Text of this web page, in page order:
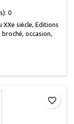
0
siècle , Editions
, occasion ,
Livre protégé par
favorite_border